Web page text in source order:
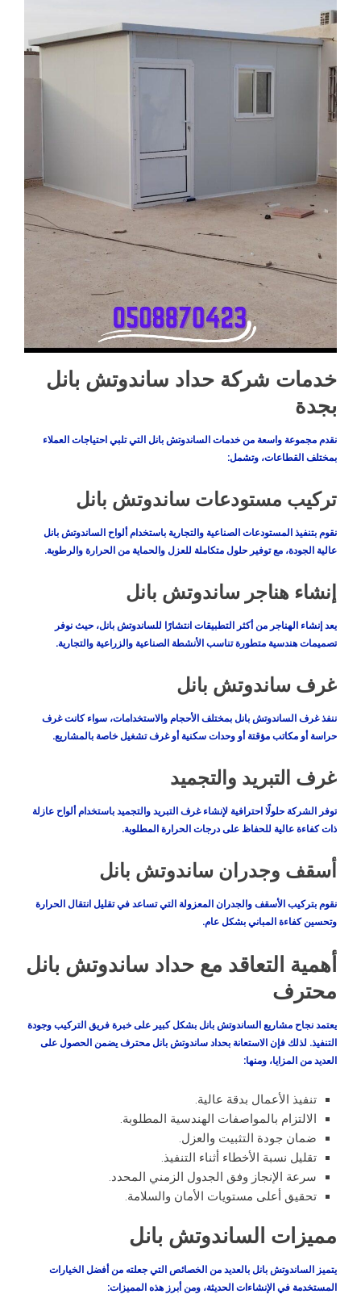
خدمات شركة حداد ساندوتش بانل
بجدة
نقدم مجموعة واسعة من خدمات الساندوتش بانل التي تلبي احتياجات العملاء
بمختلف القطاعات، وتشمل:
تركيب مستودعات ساندوتش بانل
نقوم بتنفيذ المستودعات الصناعية والتجارية باستخدام ألواح الساندوتش بانل
عالية الجودة، مع توفير حلول متكاملة للعزل والحماية من الحرارة والرطوبة.
إنشاء هناجر ساندوتش بانل
يعد إنشاء الهناجر من أكثر التطبيقات انتشارًا للساندوتش بانل، حيث نوفر
تصميمات هندسية متطورة تناسب الأنشطة الصناعية والزراعية والتجارية.
غرف ساندوتش بانل
ننفذ غرف الساندوتش بانل بمختلف الأحجام والاستخدامات، سواء كانت غرف
حراسة أو مكاتب مؤقتة أو وحدات سكنية أو غرف تشغيل خاصة بالمشاريع.
غرف التبريد والتجميد
توفر الشركة حلولًا احترافية لإنشاء غرف التبريد والتجميد باستخدام ألواح عازلة
ذات كفاءة عالية للحفاظ على درجات الحرارة المطلوبة.
أسقف وجدران ساندوتش بانل
نقوم بتركيب الأسقف والجدران المعزولة التي تساعد في تقليل انتقال الحرارة
وتحسين كفاءة المباني بشكل عام.
أهمية التعاقد مع حداد ساندوتش بانل
محترف
يعتمد نجاح مشاريع الساندوتش بانل بشكل كبير على خبرة فريق التركيب وجودة
التنفيذ. لذلك فإن الاستعانة بحداد ساندوتش بانل محترف يضمن الحصول على
العديد من المزايا، ومنها:
تنفيذ الأعمال بدقة عالية.
الالتزام بالمواصفات الهندسية المطلوبة.
ضمان جودة التثبيت والعزل.
تقليل نسبة الأخطاء أثناء التنفيذ.
سرعة الإنجاز وفق الجدول الزمني المحدد.
تحقيق أعلى مستويات الأمان والسلامة.
مميزات الساندوتش بانل
يتميز الساندوتش بانل بالعديد من الخصائص التي جعلته من أفضل الخيارات
المستخدمة في الإنشاءات الحديثة، ومن أبرز هذه المميزات: